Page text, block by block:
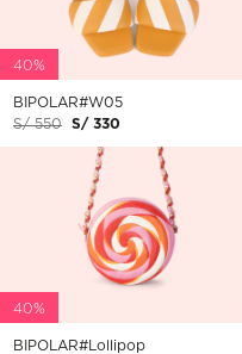
40%
BIPOLAR#W05
S/ 550
S/ 330
40%
BIPOLAR#Lollipop